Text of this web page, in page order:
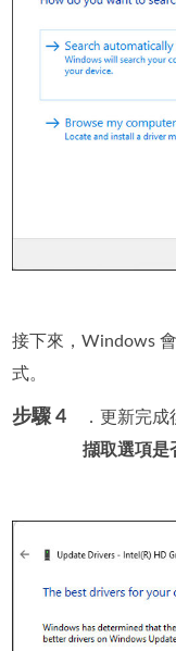
接下來，Windows
式。
步驟 4 ．更新完
擷取選項是